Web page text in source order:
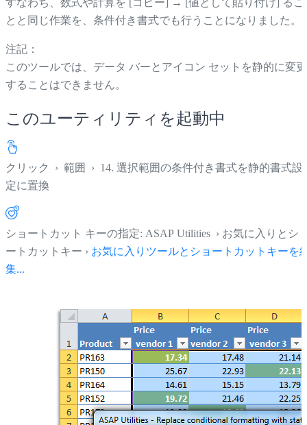
すなわち、数式や計算を [コピー] → [値として貼り付け] るこ
とと同じ作業を、条件付き書式でも行うことになりました。
注記：
このツールでは、データ バーとアイコン セットを静的に変更
することはできません。
このユーティリティを起動中
クリック › 範囲 › 14. 選択範囲の条件付き書式を静的書式設
定に置換
ショートカット キーの指定: ASAP Utilities › お気に入りとシ
ートカットキー › お気に入りツールとショートカットキーを
集...